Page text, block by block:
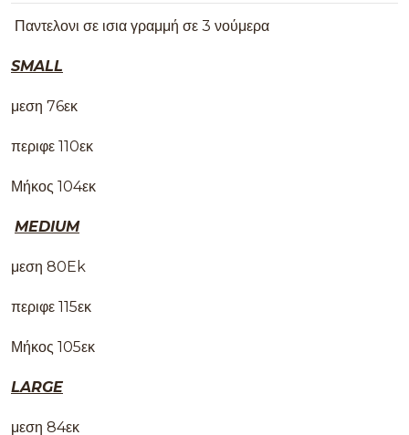
Παντελονι σε ισια γραμμή σε 3 νούμερα
SMALL
μεση 76εκ
περιφε 110εκ
Μήκος 104εκ
MEDIUM
μεση 80Ek
περιφε 115εκ
Μήκος 105εκ
LARGE
μεση 84εκ